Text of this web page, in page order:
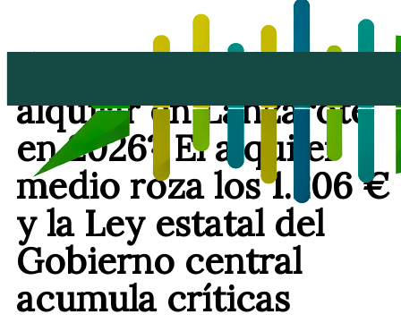
alquilar en Lanzarote
en 2026? El alquiler
medio roza los 1.206 €
y la Ley estatal del
Gobierno central
acumula críticas